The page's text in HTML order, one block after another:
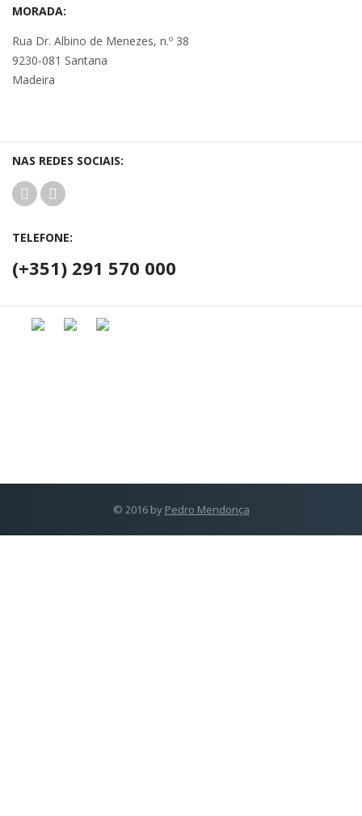
MORADA:
Rua Dr. Albino de Menezes, n.º 38
9230-081 Santana
Madeira
NAS REDES SOCIAIS:
TELEFONE:
(+351) 291 570 000
© 2016 by Pedro Mendonça